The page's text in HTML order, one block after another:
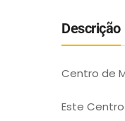
Descrição
Centro de
Este